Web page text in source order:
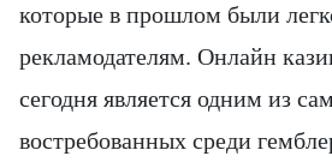
которые в прошлом были
рекламодателям. Онлайн
сегодня является одним из
востребованных среди